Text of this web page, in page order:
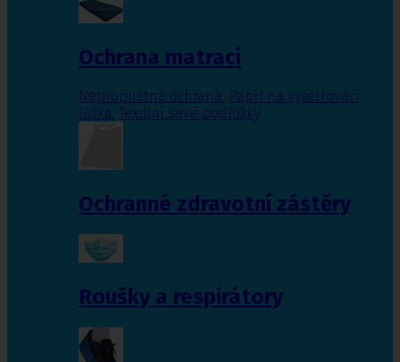
Ochrana matrací
Nepropustná ochrana, Papír na vyšetřovací
lůžka, Textilní savé podložky
Ochranné zdravotní zástěry
Roušky a respirátory